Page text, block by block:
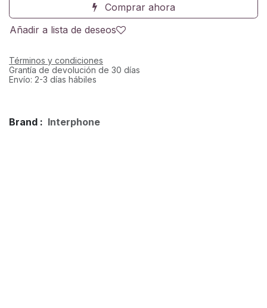
Comprar ahora
Añadir a lista de deseos
Términos y condiciones
Grantía de devolución de 30 días
Envío: 2-3 días hábiles
Brand : Interphone